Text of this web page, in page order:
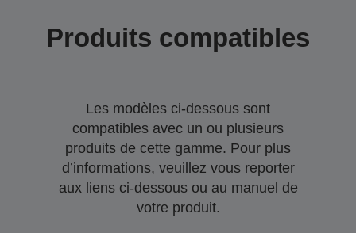
Produits compatibles
Les modèles ci-dessous sont
compatibles avec un ou plusieurs
produits de cette gamme. Pour plus
d’informations, veuillez vous reporter
aux liens ci-dessous ou au manuel de
votre produit.